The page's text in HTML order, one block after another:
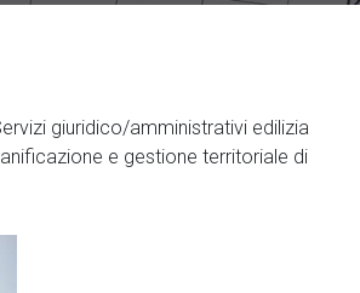
giuridico/amministrativi edilizia
e gestione territoriale di